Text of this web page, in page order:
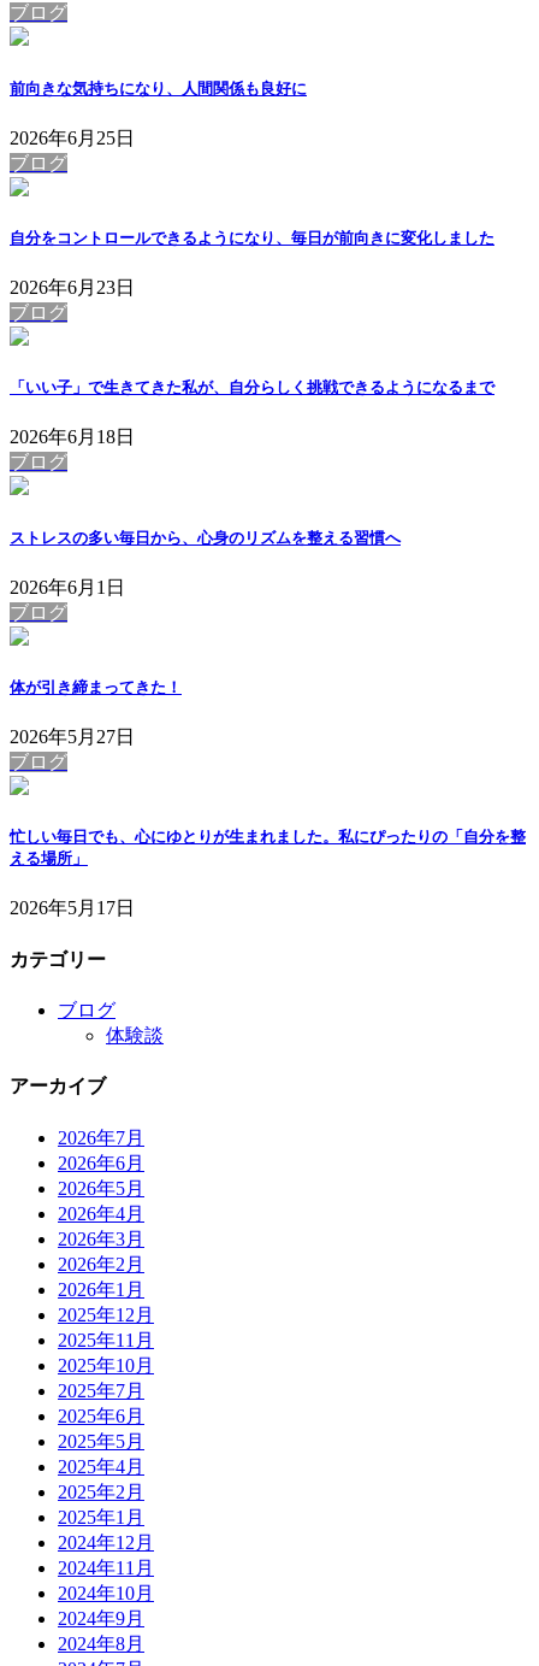
ブログ
前向きな気持ちになり、人間関係も良好に
2026年6月25日
ブログ
自分をコントロールできるようになり、毎日が前向きに変化しました
2026年6月23日
ブログ
「いい子」で生きてきた私が、自分らしく挑戦できるようになるまで
2026年6月18日
ブログ
ストレスの多い毎日から、心身のリズムを整える習慣へ
2026年6月1日
ブログ
体が引き締まってきた！
2026年5月27日
ブログ
忙しい毎日でも、心にゆとりが生まれました。私にぴったりの「自分を整
える場所」
2026年5月17日
カテゴリー
ブログ
体験談
アーカイブ
2026年7月
2026年6月
2026年5月
2026年4月
2026年3月
2026年2月
2026年1月
2025年12月
2025年11月
2025年10月
2025年7月
2025年6月
2025年5月
2025年4月
2025年2月
2025年1月
2024年12月
2024年11月
2024年10月
2024年9月
2024年8月